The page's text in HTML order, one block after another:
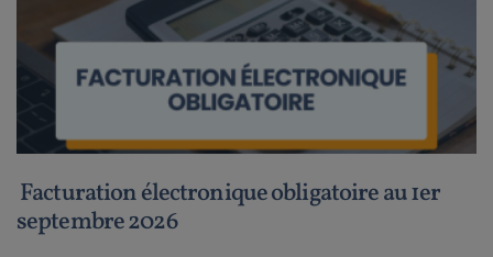
Facturation électronique obligatoire au 1er
septembre 2026